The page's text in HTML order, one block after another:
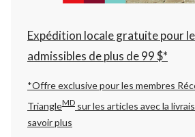
Expédition locale gratuite pour
admissibles de plus de 99 $*
*Offre exclusive pour les membres
TriangleMD sur les articles avec la
savoir plus